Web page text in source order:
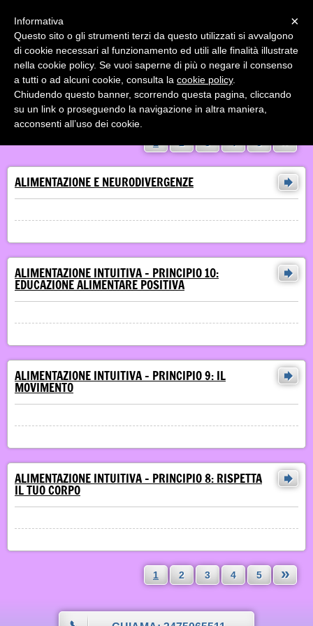
Dietista Dr. Erica Baroncelli
TERAPIA COGNITIVO COMPORTAMENTALE DEI DISTURBI
ALIMENTARI E ALIMENTAZIONE INTUITIVA
ARTICOLI
»
ALIMENTAZIONE E NEURODIVERGENZE
ALIMENTAZIONE INTUITIVA - PRINCIPIO 10:
EDUCAZIONE ALIMENTARE POSITIVA
ALIMENTAZIONE INTUITIVA - PRINCIPIO 9: IL
MOVIMENTO
ALIMENTAZIONE INTUITIVA - PRINCIPIO 8: RISPETTA
IL TUO CORPO
1 2 3 4 5 »
×
Informativa
Questo sito o gli strumenti terzi da questo utilizzati si avvalgono
di cookie necessari al funzionamento ed utili alle finalità illustrate
nella cookie policy. Se vuoi saperne di più o negare il consenso
a tutti o ad alcuni cookie, consulta la cookie policy.
Chiudendo questo banner, scorrendo questa pagina, cliccando
su un link o proseguendo la navigazione in altra maniera,
acconsenti all’uso dei cookie.